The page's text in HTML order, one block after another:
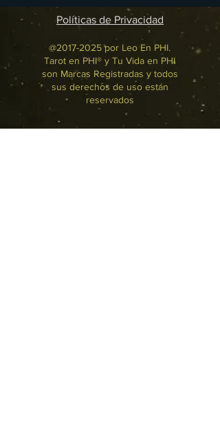
Políticas de Privacidad
@2017-2025 por Leo En PHI.
Tarot en PHI® y Tu Vida en PHI
son Marcas Registradas y todos
sus derechos de uso están
reservados